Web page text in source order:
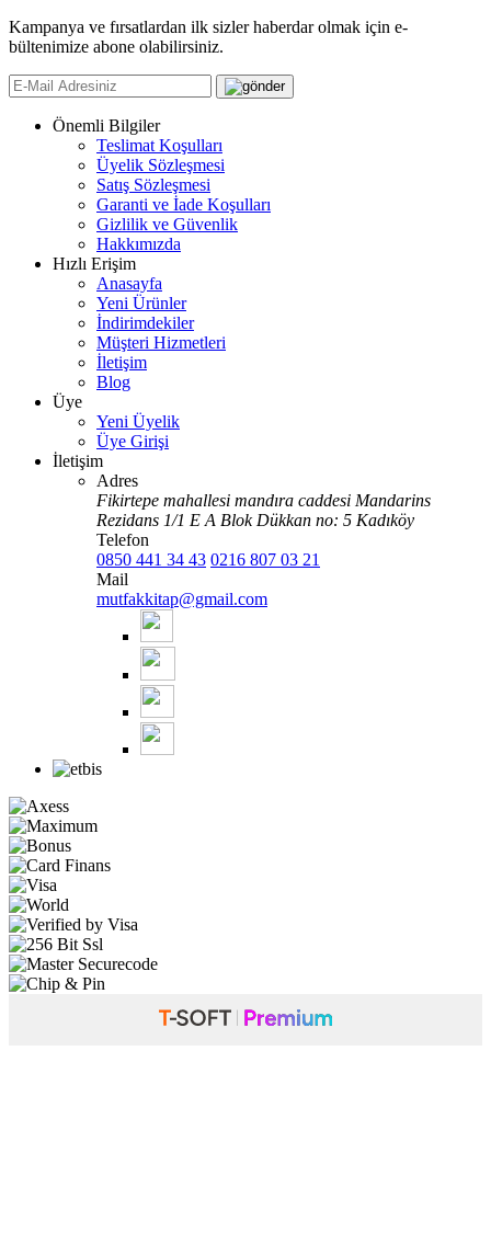
Kampanya ve fırsatlardan ilk sizler haberdar olmak için e-
bültenimize abone olabilirsiniz.
Önemli Bilgiler
Teslimat Koşulları
Üyelik Sözleşmesi
Satış Sözleşmesi
Garanti ve İade Koşulları
Gizlilik ve Güvenlik
Hakkımızda
Hızlı Erişim
Anasayfa
Yeni Ürünler
İndirimdekiler
Müşteri Hizmetleri
İletişim
Blog
Üye
Yeni Üyelik
Üye Girişi
İletişim
Adres
Fikirtepe mahallesi mandıra caddesi Mandarins
Rezidans 1/1 E A Blok Dükkan no: 5 Kadıköy
Telefon
0850 441 34 43 0216 807 03 21
Mail
mutfakkitap@gmail.com